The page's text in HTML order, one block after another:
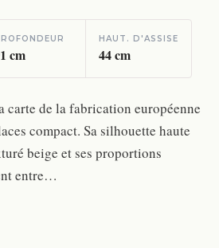
cm
HAUT. D'ASSISE
44cm
carte de la fabrication européenne
compact. Sa silhouette haute
beige et ses proportions
entre…